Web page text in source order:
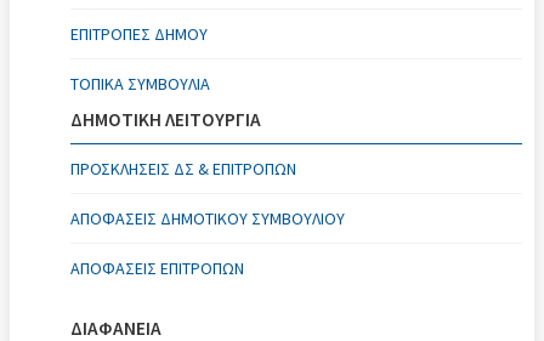
ΕΠΙΤΡΟΠΈΣ ΔΉΜΟΥ
ΤΟΠΙΚΆ ΣΥΜΒΟΎΛΙΑ
ΔΗΜΟΤΙΚΗ ΛΕΙΤΟΥΡΓΙΑ
ΠΡΟΣΚΛΉΣΕΙΣ ΔΣ & ΕΠΙΤΡΟΠΏΝ
ΑΠΟΦΆΣΕΙΣ ΔΗΜΟΤΙΚΟΎ ΣΥΜΒΟΥΛΊΟΥ
ΑΠΟΦΆΣΕΙΣ ΕΠΙΤΡΟΠΏΝ
ΔΙΑΦΑΝΕΙΑ